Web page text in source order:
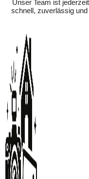
Unser Team ist
schnell, zuverlässig